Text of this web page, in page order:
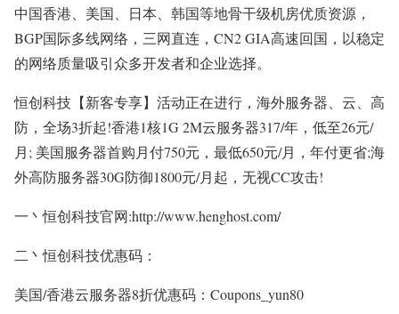
中国香港、美国、日本、韩国等地骨干级机房优质资源，
BGP国际多线网络，三网直连，CN2 GIA高速回国，以稳定
的网络质量吸引众多开发者和企业选择。
恒创科技【新客专享】活动正在进行，海外服务器、云、高
防，全场3折起!香港1核1G 2M云服务器317/年，低至26元/
月; 美国服务器首购月付750元，最低650元/月，年付更省;海
外高防服务器30G防御1800元/月起，无视CC攻击!
一丶恒创科技官网:http://www.henghost.com/
二丶恒创科技优惠码：
美国/香港云服务器8折优惠码：Coupons_yun80